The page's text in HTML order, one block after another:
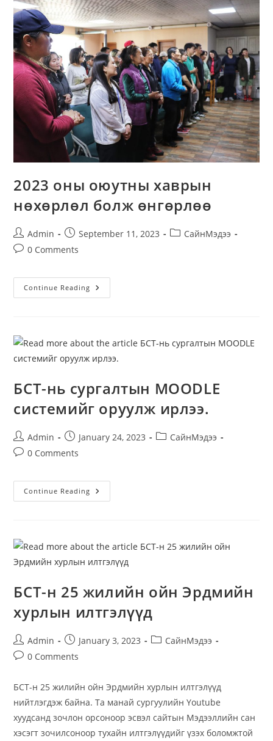
2023 оны оюутны хаврын
нөхөрлөл болж өнгөрлөө
Post
author:
Admin
Post
published:
September 11, 2023
PostСайнМэдээ
Post0 Comments
Continue Reading 2023
Оны
Өнгөрлөө
БСТ-нь сургалтын MOODLE
системийг оруулж ирлээ.
Post
author:
Admin
Post
published:
January 24, 2023
PostСайнМэдээ
Post0 Comments
Continue Reading БСТ-
Нь
Ирлээ.
БСТ-н 25 жилийн ойн Эрдмийн
хурлын илтгэлүүд
Post
author:
Admin
Post
published:
January 3, 2023
PostСайнМэдээ
Post0 Comments
БСТ-н 25 жилийн ойн Эрдмийн хурлын илтгэлүүд
нийтлэгдэж байна. Та манай сургуулийн Youtube
хуудсанд зочлон орсоноор эсвэл сайтын Мэдээллийн сан
хэсэгт зочилсоноор тухайн илтгэлүүдийг үзэх боломжтой